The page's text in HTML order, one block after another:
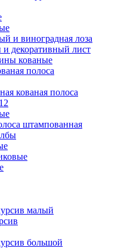
и виноградная лоза
декоративный лист
кованые
полоса
кованая полоса
штампованная
малый
большой